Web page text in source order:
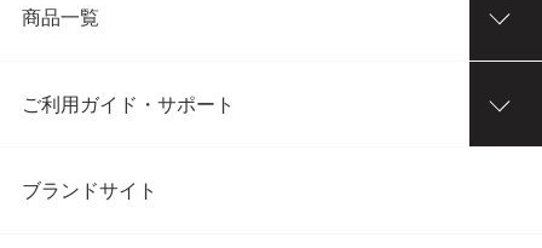
商品一覧
ご利用ガイド・サポート
ブランドサイト